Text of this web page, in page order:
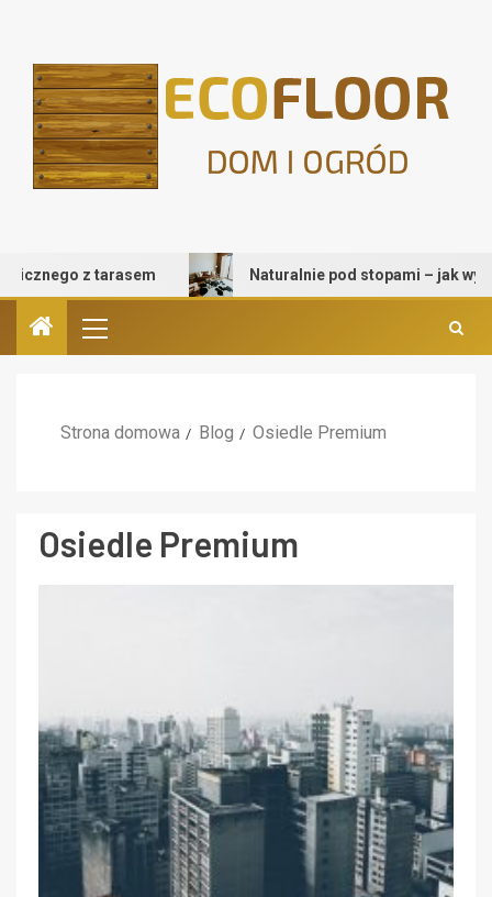
z tarasem Naturalnie pod stopami – jak wybrać
Strona domowa Blog Osiedle Premium
Osiedle Premium